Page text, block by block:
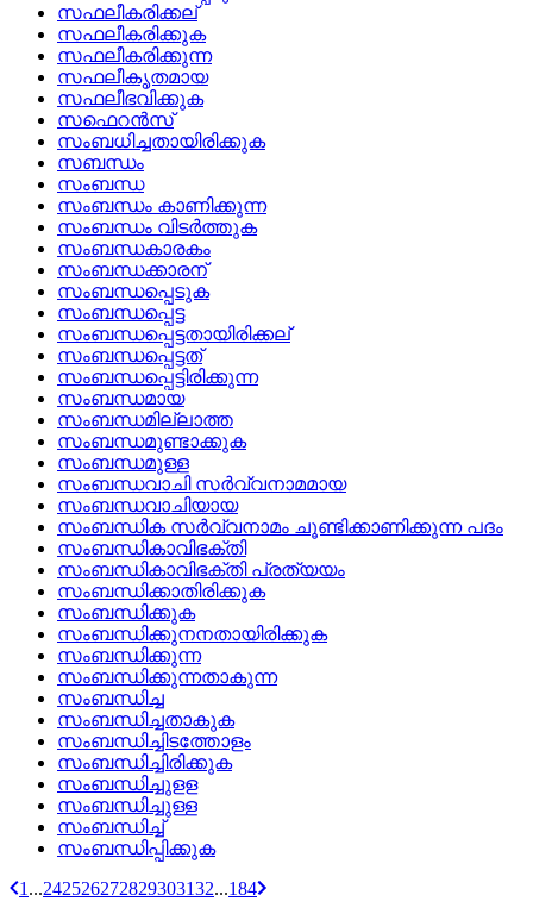
സഫലീകരിക്കല്
സഫലീകരിക്കുക
സഫലീകരിക്കുന്ന
സഫലീകൃതമായ
സഫലീഭവിക്കുക
സഫെറന്‍സ്
സംബധിച്ചതായിരിക്കുക
സബന്ധം
സംബന്ധ
സംബന്ധം കാണിക്കുന്ന
സംബന്ധം വിടര്‍ത്തുക
സംബന്ധകാരകം
സംബന്ധക്കാരന്
സംബന്ധപ്പെടുക
സംബന്ധപ്പെട്ട
സംബന്ധപ്പെട്ടതായിരിക്കല്
സംബന്ധപ്പെട്ടത്
സംബന്ധപ്പെട്ടിരിക്കുന്ന
സംബന്ധമായ
സംബന്ധമില്ലാത്ത
സംബന്ധമുണ്ടാക്കുക
സംബന്ധമുള്ള
സംബന്ധവാചി സര്‍വ്വനാമമായ
സംബന്ധവാചിയായ
സംബന്ധിക സര്‍വ്വനാമം ചൂണ്ടിക്കാണിക്കുന്ന പദം
സംബന്ധികാവിഭക്തി
സംബന്ധികാവിഭക്തി പ്രത്യയം
സംബന്ധിക്കാതിരിക്കുക
സംബന്ധിക്കുക
സംബന്ധിക്കുനനതായിരിക്കുക
സംബന്ധിക്കുന്ന
സംബന്ധിക്കുന്നതാകുന്ന
സംബന്ധിച്ച
സംബന്ധിച്ചതാകുക
സംബന്ധിച്ചിടത്തോളം
സംബന്ധിച്ചിരിക്കുക
സംബന്ധിച്ചുളള
സംബന്ധിച്ചുള്ള
സംബന്ധിച്ച്
സംബന്ധിപ്പിക്കുക
1 ...242526272829303132...184